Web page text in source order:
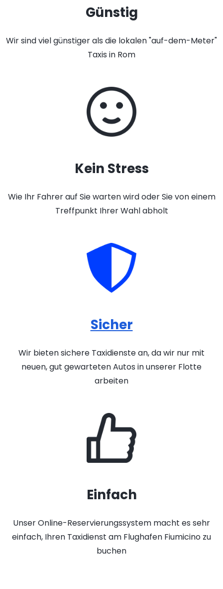
Günstig
Wir sind viel günstiger als die lokalen "auf-dem-Meter"
Taxis in Rom
Kein Stress
Wie Ihr Fahrer auf Sie warten wird oder Sie von einem
Treffpunkt Ihrer Wahl abholt
Sicher
Wir bieten sichere Taxidienste an, da wir nur mit
neuen, gut gewarteten Autos in unserer Flotte
arbeiten
Einfach
Unser Online-Reservierungssystem macht es sehr
einfach, Ihren Taxidienst am Flughafen Fiumicino zu
buchen